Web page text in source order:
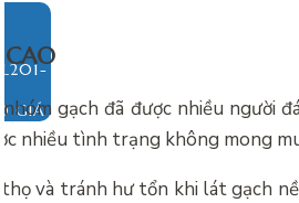
GIÁ
nhóm gạch đã được nhiều người
nhiều tình trạng không mong
và tránh hư tổn khi lát gạch